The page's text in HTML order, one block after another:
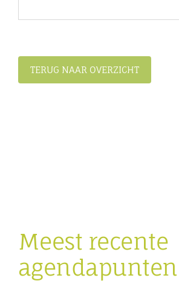
TERUG NAAR OVERZICHT
Meest recente
agendapunten